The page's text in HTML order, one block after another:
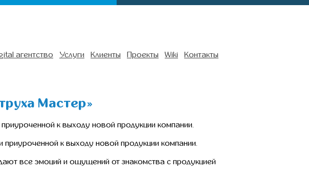
агентство Услуги Клиенты Проекты Wiki Контакты
Мастер»
к выходу новой продукции компании.
приуроченной к выходу новой продукции компании.
все эмоций и ощущений от знакомства с продукцией